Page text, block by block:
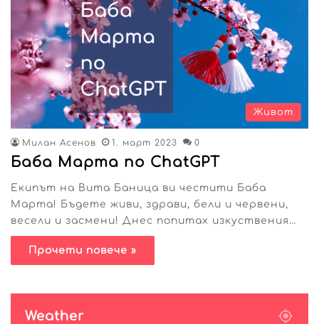
Живот
Милан Асенов 1. март 2023 0
Баба Марта по ChatGPT
Екипът на Вита Баница ви честити Баба
Марта! Бъдете живи, здрави, бели и червени,
весели и засмени! Днес попитах изкуствения…
Прочети повече »
Weather